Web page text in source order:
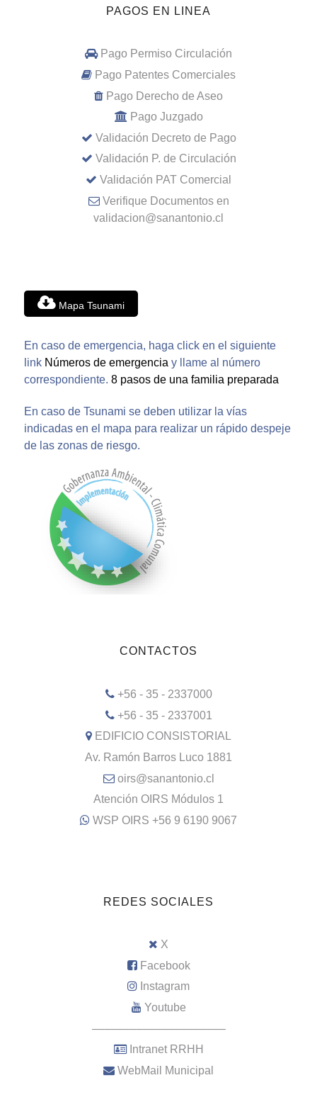
PAGOS EN LINEA
Pago Permiso Circulación
Pago Patentes Comerciales
Pago Derecho de Aseo
Pago Juzgado
Validación Decreto de Pago
Validación P. de Circulación
Validación PAT Comercial
Verifique Documentos en
validacion@sanantonio.cl
Mapa Tsunami
En caso de emergencia, haga click en el siguiente
link Números de emergencia y llame al número
correspondiente. 8 pasos de una familia preparada
En caso de Tsunami se deben utilizar la vías
indicadas en el mapa para realizar un rápido despeje
de las zonas de riesgo.
CONTACTOS
+56 - 35 - 2337000
+56 - 35 - 2337001
EDIFICIO CONSISTORIAL
Av. Ramón Barros Luco 1881
oirs@sanantonio.cl
Atención OIRS Módulos 1
WSP OIRS +56 9 6190 9067
REDES SOCIALES
X
Facebook
Instagram
Youtube
–––––––––––––––––––––
Intranet RRHH
WebMail Municipal